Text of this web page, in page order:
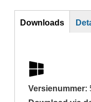
Download
Downloads
Versienummer: